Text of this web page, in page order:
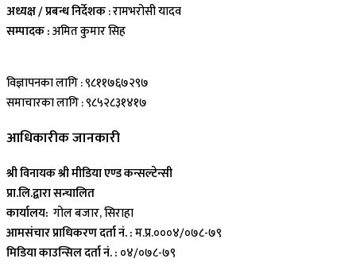
अध्यक्ष / प्रबन्ध निर्देशक: रामभरोसी यादव
सम्पादक :अमित कुमार सिह
विज्ञापनका लागि : ९८११७६७२९७
समाचारका लागि : ९८५२८३१४१७
आधिकारीक जानकारी
श्री विनायक श्री मीडिया एण्ड कन्सल्टेन्सी
प्रा.लि.द्वारा सन्चालित
कार्यालय: गोल बजार, सिराहा
आमसंचार प्राधिकरण दर्ता नं. :म.प्र.०००४/०७८-७९
मिडिया काउन्सिल दर्ता नं. : ०४/०७८-७९